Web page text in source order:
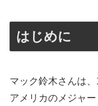
はじめに
マック鈴木さんは
アメリカのメジャー